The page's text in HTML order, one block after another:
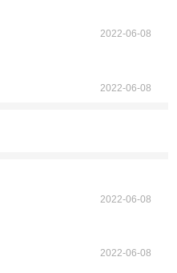
2022-06-08
2022-06-08
2022-06-08
2022-06-08